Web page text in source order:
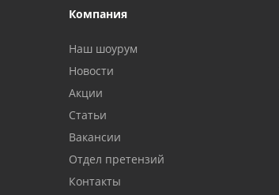
Компания
Наш шоурум
Новости
Акции
Статьи
Вакансии
Отдел претензий
Контакты